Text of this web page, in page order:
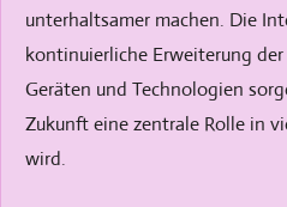
unterhaltsamer machen. Die
kontinuierliche Erweiterung
Geräten und Technologien
Zukunft eine zentrale Rolle in
wird.